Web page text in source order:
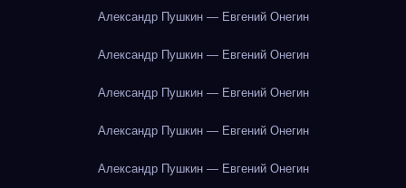
Александр Пушкин — Евгений Онегин
Александр Пушкин — Евгений Онегин
Александр Пушкин — Евгений Онегин
Александр Пушкин — Евгений Онегин
Александр Пушкин — Евгений Онегин